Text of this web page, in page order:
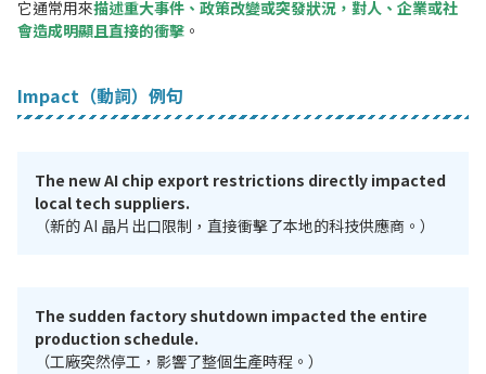
它通常用來描述重大事件、政策改變或突發狀況，對人、企業或社
會造成明顯且直接的衝擊 。
Impact（動詞）例句
The new AI chip export restrictions directly impacted
local tech suppliers.
（新的 AI 晶片出口限制，直接衝擊了本地的科技供應商。）
The sudden factory shutdown impacted the entire
production schedule.
（工廠突然停工，影響了整個生產時程。）